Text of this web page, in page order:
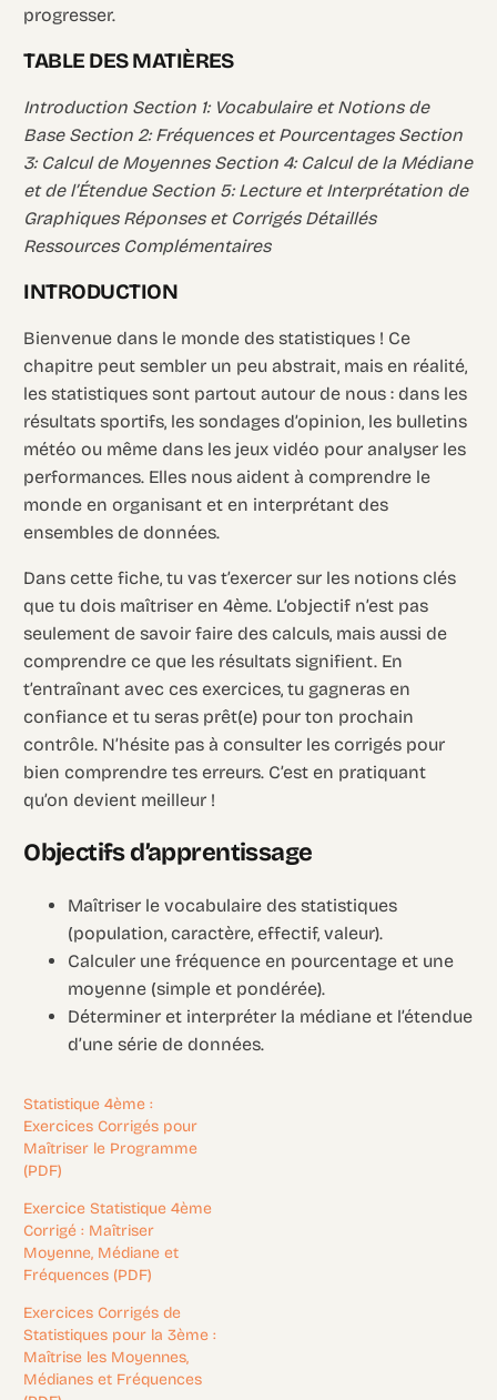
progresser.
TABLE DES MATIÈRES
Introduction Section 1: Vocabulaire et Notions de
Base Section 2: Fréquences et Pourcentages Section
3: Calcul de Moyennes Section 4: Calcul de la Médiane
et de l’Étendue Section 5: Lecture et Interprétation de
Graphiques Réponses et Corrigés Détaillés
Ressources Complémentaires
INTRODUCTION
Bienvenue dans le monde des statistiques ! Ce
chapitre peut sembler un peu abstrait, mais en réalité,
les statistiques sont partout autour de nous : dans les
résultats sportifs, les sondages d’opinion, les bulletins
météo ou même dans les jeux vidéo pour analyser les
performances. Elles nous aident à comprendre le
monde en organisant et en interprétant des
ensembles de données.
Dans cette fiche, tu vas t’exercer sur les notions clés
que tu dois maîtriser en 4ème. L’objectif n’est pas
seulement de savoir faire des calculs, mais aussi de
comprendre ce que les résultats signifient. En
t’entraînant avec ces exercices, tu gagneras en
confiance et tu seras prêt(e) pour ton prochain
contrôle. N’hésite pas à consulter les corrigés pour
bien comprendre tes erreurs. C’est en pratiquant
qu’on devient meilleur !
Objectifs d’apprentissage
Maîtriser le vocabulaire des statistiques
(population, caractère, effectif, valeur).
Calculer une fréquence en pourcentage et une
moyenne (simple et pondérée).
Déterminer et interpréter la médiane et l’étendue
d’une série de données.
Statistique 4ème :
Exercices Corrigés pour
Maîtriser le Programme
(PDF)
Exercice Statistique 4ème
Corrigé : Maîtriser
Moyenne, Médiane et
Fréquences (PDF)
Exercices Corrigés de
Statistiques pour la 3ème :
Maîtrise les Moyennes,
Médianes et Fréquences